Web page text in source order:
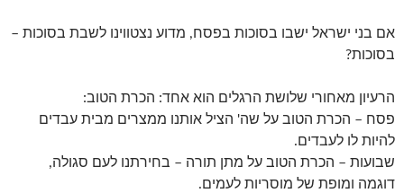
אם בני ישראל ישבו בסוכות בפסח, מדוע נצטווינו לשבת בסוכות –
בסוכות?
הרעיון מאחורי שלושת הרגלים הוא אחד: הכרת הטוב:
פסח – הכרת הטוב על שה' הציל אותנו ממצרים מבית עבדים
להיות לו לעבדים.
שבועות – הכרת הטוב על מתן תורה – בחירתנו לעם סגולה,
דוגמה ומופת של מוסריות לעמים.